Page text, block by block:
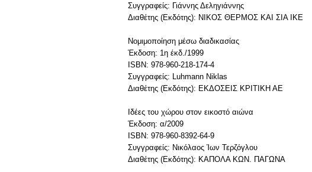
Συγγραφείς: Γιάννης Δεληγιάννης
Διαθέτης (Εκδότης): ΝΙΚΟΣ ΘΕΡΜΟΣ ΚΑΙ ΣΙΑ ΙΚΕ
Νομιμοποίηση μέσω διαδικασίας
Έκδοση: 1η έκδ./1999
ISBN: 978-960-218-174-4
Συγγραφείς: Luhmann Niklas
Διαθέτης (Εκδότης): ΕΚΔΟΣΕΙΣ ΚΡΙΤΙΚΗ ΑΕ
Ιδέες του χώρου στον εικοστό αιώνα
Έκδοση: α/2009
ISBN: 978-960-8392-64-9
Συγγραφείς: Νικόλαος Ίων Τερζόγλου
Διαθέτης (Εκδότης): ΚΑΠΟΛΑ ΚΩΝ. ΠΑΓΩΝΑ